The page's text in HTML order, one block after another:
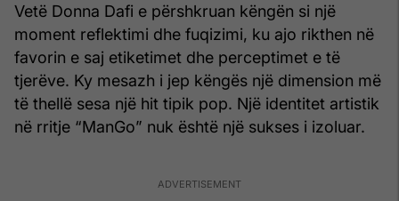
Vetë Donna Dafi e përshkruan këngën si një
moment reflektimi dhe fuqizimi, ku ajo rikthen në
favorin e saj etiketimet dhe perceptimet e të
tjerëve. Ky mesazh i jep këngës një dimension më
të thellë sesa një hit tipik pop. Një identitet artistik
në rritje “ManGo” nuk është një sukses i izoluar.